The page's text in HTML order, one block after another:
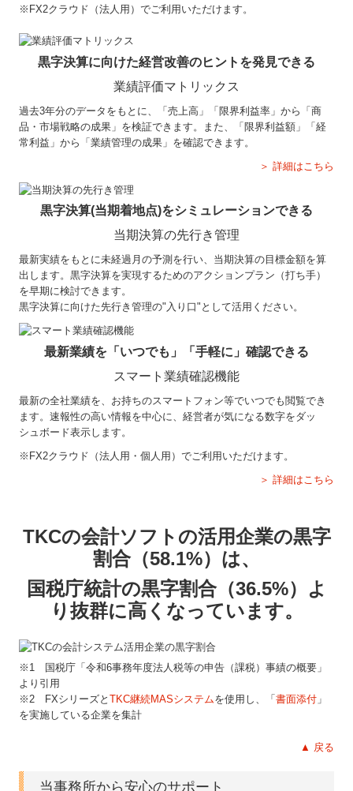
※FX2クラウド（法人用）でご利用いただけます。
黒字決算に向けた経営改善のヒントを発見できる
業績評価マトリックス
過去3年分のデータをもとに、「売上高」「限界利益率」から「商
品・市場戦略の成果」を検証できます。また、「限界利益額」「経
常利益」から「業績管理の成果」を確認できます。
＞ 詳細はこちら
黒字決算(当期着地点)をシミュレーションできる
当期決算の先行き管理
最新実績をもとに未経過月の予測を行い、当期決算の目標金額を算
出します。黒字決算を実現するためのアクションプラン（打ち手）
を早期に検討できます。
黒字決算に向けた先行き管理の"入り口"として活用ください。
最新業績を「いつでも」「手軽に」確認できる
スマート業績確認機能
最新の全社業績を、お持ちのスマートフォン等でいつでも閲覧でき
ます。速報性の高い情報を中心に、経営者が気になる数字をダッ
シュボード表示します。
※FX2クラウド（法人用・個人用）でご利用いただけます。
＞ 詳細はこちら
TKCの会計ソフトの活用企業の黒字
割合（58.1%）は、
国税庁統計の黒字割合（36.5%）よ
り抜群に高くなっています。
※1 国税庁「令和6事務年度法人税等の申告（課税）事績の概要」
より引用
※2 FXシリーズとTKC継続MASシステムを使用し、「書面添付 」
を実施している企業を集計
▲ 戻る
当事務所から安心のサポート